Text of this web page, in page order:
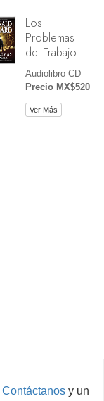
Los
Problemas
del Trabajo
Audiolibro CD
Precio MX$520
Ver Más
Contáctanos y un